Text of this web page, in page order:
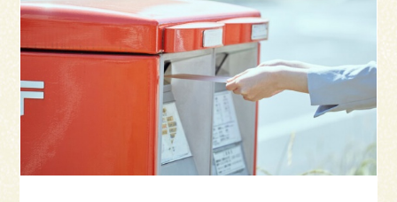
私たちのこと
三和建設の強み
リフォーム
会社概要
採用情報